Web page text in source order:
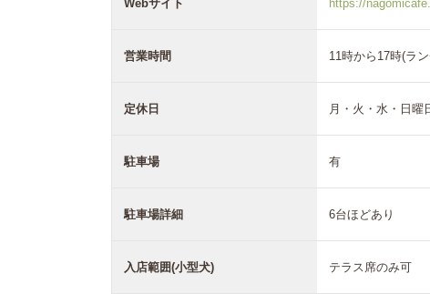
Webサイト https://
営業時間 11時から17時(ラ
定休日 月・火・水・日曜
駐車場 有
駐車場詳細 6台ほどあり
入店範囲(小型犬) テラス席のみ可